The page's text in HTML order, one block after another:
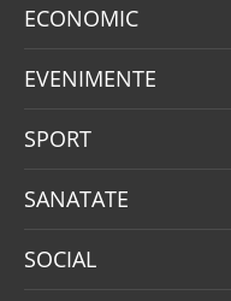
ECONOMIC
EVENIMENTE
SPORT
SANATATE
SOCIAL